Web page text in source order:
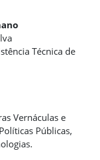
Técnica de
Vernáculas e
Públicas,